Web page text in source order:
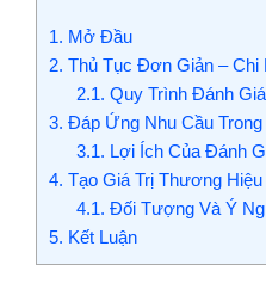
1. Mở Đầu
2. Thủ Tục Đơn Giản – Chi
2.1. Quy Trình Đánh
3. Đáp Ứng Nhu Cầu
3.1. Lợi Ích Của Đánh
4. Tạo Giá Trị Thương
4.1. Đối Tượng Và Ý
5. Kết Luận